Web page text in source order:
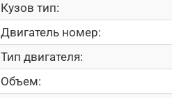
Кузов тип:
Двигатель номер:
Тип двигателя:
Объем: